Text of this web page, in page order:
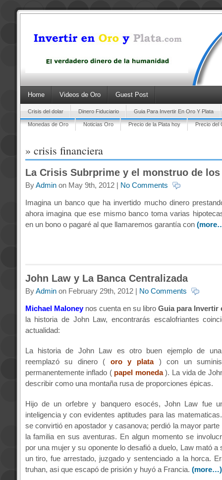
Home Videos de Oro Guest Post
Crisis del dolar Dinero Fiduciario Guia Para Invertir En Oro Y Plata
Monedas de Oro Noticias Oro Precio de la Plata hoy Precio del
» crisis financiera
La Crisis Subrprime y el monstruo de los
ByAdminon May 9th, 2012 | No Comments
Imagina un banco que ha invertido mucho dinero
ahora imagina que ese mismo banco toma varias
en un bono o pagaré al que llamaremos garantía con
John Law y La Banca Centralizada
ByAdminon February 29th, 2012 | No Comments
Michael Maloney nos cuenta en su libroGuia para Invertir
la historia de John Law, encontrarás escalofriantes
actualidad:
La historia de John Law es otro buen ejemplo de
reemplazó su dinero (
oro y plata
) con un
permanentemente inflado ( papel moneda ). La vida de
describir como una montaña rusa de proporciones épicas.
Hijo de un orfebre y banquero esocés, John Law fue
inteligencia y con evidentes aptitudes para las
se convirtió en apostador y casanova; perdió la mayor parte
la familia en sus aventuras. En algun momento se
por una mujer y su oponente lo desafió a duelo, Law mató a
un tiro, fue arrestado, juzgado y sentenciado a la horca.
truhan, asi que escapó de prisión y huyó a Francia. (more…)